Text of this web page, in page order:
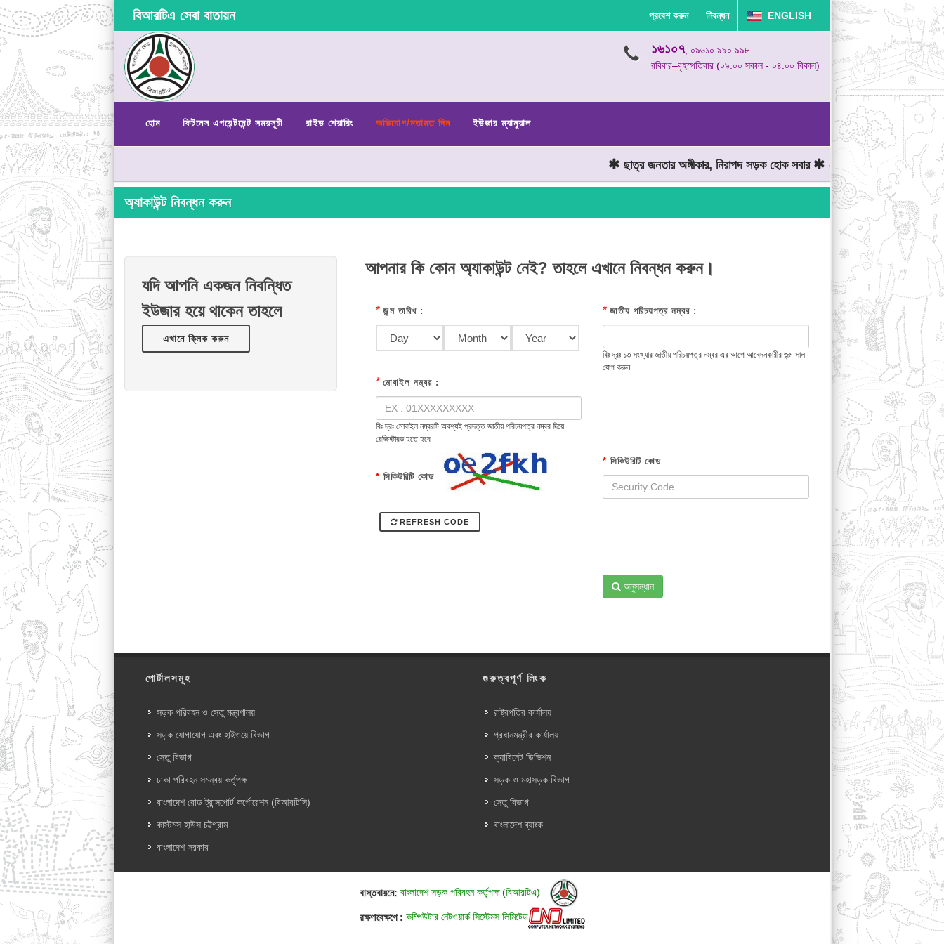
বিআরটিএ সেবা বাতায়ন প্রবেশ করুন নিবন্ধন ENGLISH
১৬১০৭, ০৯৬১০ ৯৯০ ৯৯৮
রবিবার–বৃহস্পতিবার (০৯.০০ সকাল - ০৪.০০ বিকাল)
হোম ফিটনেস এপয়েন্টমেন্ট সময়সূচী রাইড শেয়ারিং অভিযোগ/মতামত দিন ইউজার ম্যানুয়াল
ছাত্র জনতার অঙ্গীকার, নিরাপদ সড়ক হোক সবার মোটরযান চালানোর সময়
অ্যাকাউন্ট নিবন্ধন করুন
যদি আপনি একজন নিবন্ধিত
ইউজার হয়ে থাকেন তাহলে
এখানে ক্লিক করুন
আপনার কি কোন অ্যাকাউন্ট নেই? তাহলে এখানে নিবন্ধন করুন।
* জন্ম তারিখ : * জাতীয় পরিচয়পত্র নম্বর :
বিঃ দ্রঃ ১৩ সংখ্যার জাতীয় পরিচয়পত্র নম্বর এর আগে আবেদনকারীর জন্ম সাল
যোগ করুন
* মোবাইল নম্বর :
বিঃ দ্রঃ মোবাইল নম্বরটি অবশ্যই প্রদত্ত জাতীয় পরিচয়পত্র নম্বর দিয়ে
রেজিস্টারড হতে হবে
* সিকিউরিটি কোড
REFRESH CODE
* সিকিউরিটি কোড
অনুসন্ধান
পোর্টালসমূহ
সড়ক পরিবহন ও সেতু মন্ত্রণালয়
সড়ক যোগাযোগ এবং হাইওয়ে বিভাগ
সেতু বিভাগ
ঢাকা পরিবহন সমন্বয় কর্তৃপক্ষ
বাংলাদেশ রোড ট্রান্সপোর্ট কর্পোরেশন (বিআরটিসি)
কাস্টমস হাউস চট্টগ্রাম
বাংলাদেশ সরকার
গুরুত্বপূর্ণ লিংক
রাষ্ট্রপতির কার্যালয়
প্রধানমন্ত্রীর কার্যালয়
ক্যাবিনেট ডিভিশন
সড়ক ও মহাসড়ক বিভাগ
সেতু বিভাগ
বাংলাদেশ ব্যাংক
বাস্তবায়নে: বাংলাদেশ সড়ক পরিবহন কর্তৃপক্ষ (বিআরটিএ)
রক্ষণাবেক্ষণে : কম্পিউটার নেটওয়ার্ক সিস্টেমস লিমিটেড